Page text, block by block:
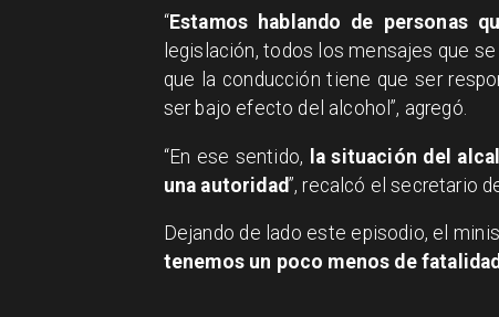
“Estamos hablando de personas
legislación, todos los mensajes que
que la conducción tiene que ser
ser bajo efecto del alcohol”, agregó.
“En ese sentido,
la situación del
una autoridad”, recalcó el secretario
Dejando de lado este episodio, el
tenemos un poco menos de